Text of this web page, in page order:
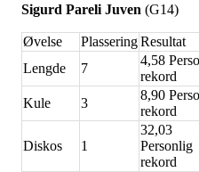
Sigurd Pareli Juven (G14)
Øvelse PlasseringResultat
Lengde
7
4,58
rekord
Kule
3
8,90
rekord
Diskos 1
32,03
Personlig
rekord